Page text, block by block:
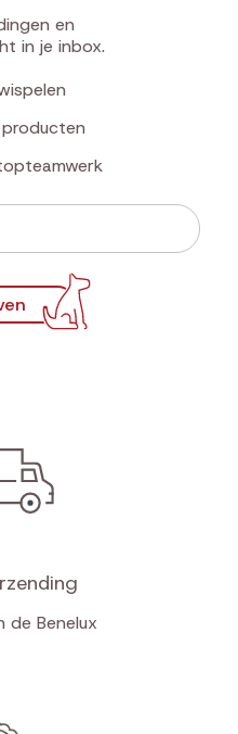
en
in je inbox.
de Benelux